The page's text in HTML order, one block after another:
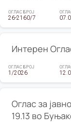
ОГЛАС БРОЈ
26-2160/7
Интерен
ОГЛАС БРОЈ
1/2026
Оглас за
19.13 во